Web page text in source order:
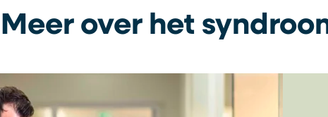
Meer over het